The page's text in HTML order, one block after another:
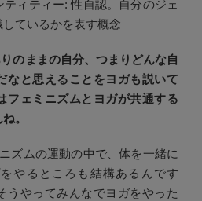
ィティー: 性自認。自分のジェ
ているかを表す概念
のままの自分、つまりどんな自
なと思えることをヨガも説いて
フェミニズムとヨガが共通する
。
ズムの運動の中で、体を一緒に
やるところも結構あるんです
うやってみんなでヨガをやった